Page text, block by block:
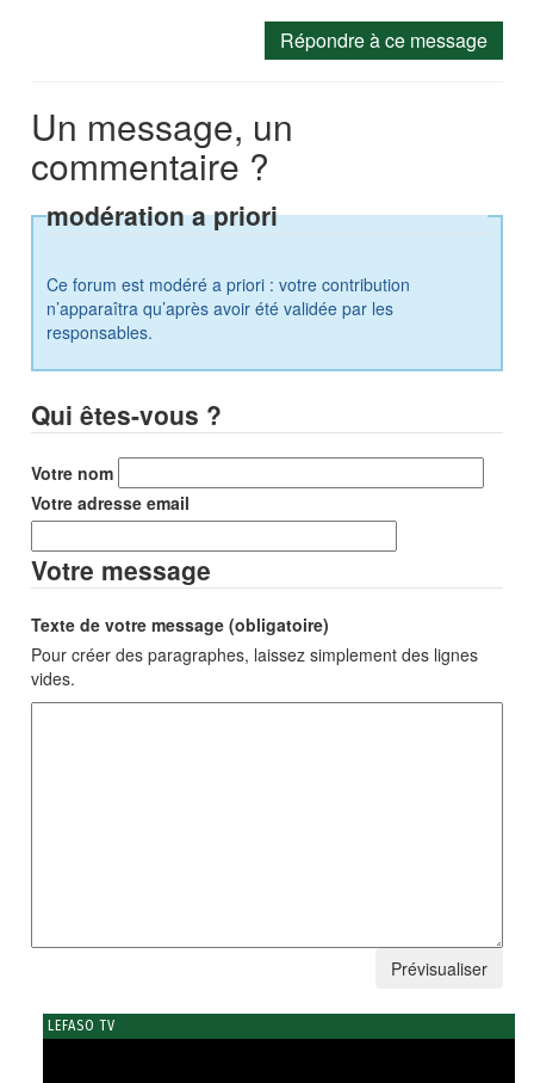
Répondre à ce message
Un message, un
commentaire ?
modération a priori
Ce forum est modéré a priori : votre contribution
n’apparaîtra qu’après avoir été validée par les
responsables.
Qui êtes-vous ?
Votre nom
Votre adresse email
Votre message
Texte de votre message (obligatoire)
Pour créer des paragraphes, laissez simplement des lignes
vides.
LEFASO TV